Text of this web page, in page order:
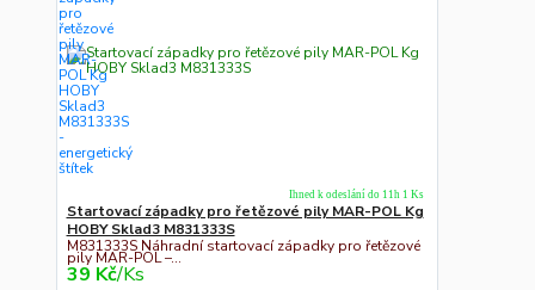
Startovací západky pro řetězové pily MAR-POL Kg
HOBY Sklad3 M831333S
M831333S Náhradní startovací západky pro řetězové
pily MAR-POL –...
39 Kč/Ks
Ihned k odeslání do 11h 1 Ks